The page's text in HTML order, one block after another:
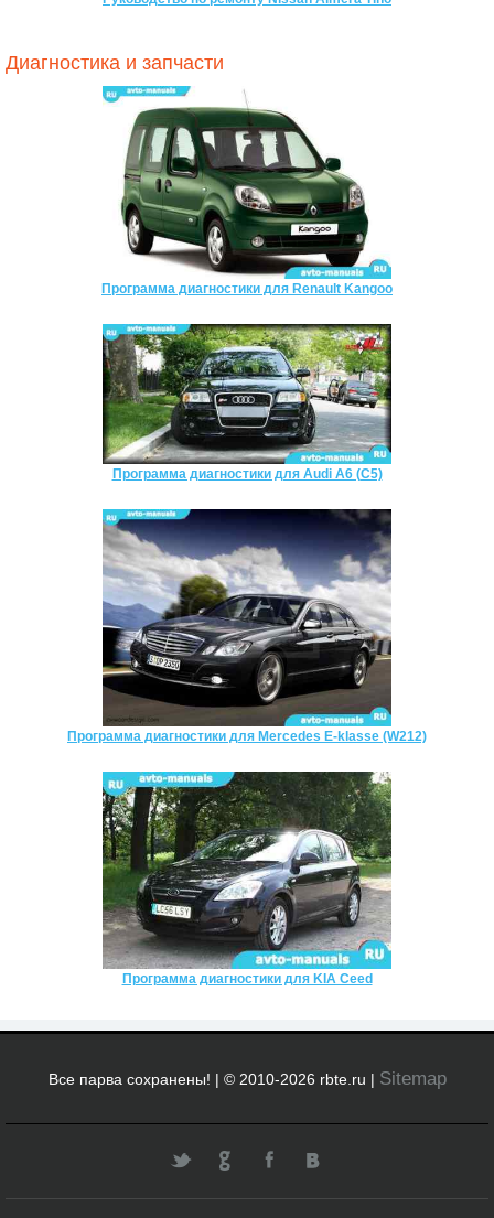
Диагностика и запчасти
Программа диагностики для Renault Kangoo
Программа диагностики для Audi A6 (C5)
Программа диагностики для Mercedes E-klasse (W212)
Программа диагностики для KIA Ceed
Все парва сохранены! | © 2010-2026 rbte.ru | Sitemap